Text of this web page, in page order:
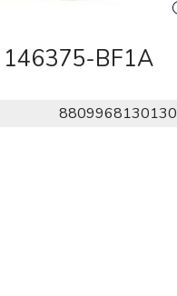
BF1A
8809968130130